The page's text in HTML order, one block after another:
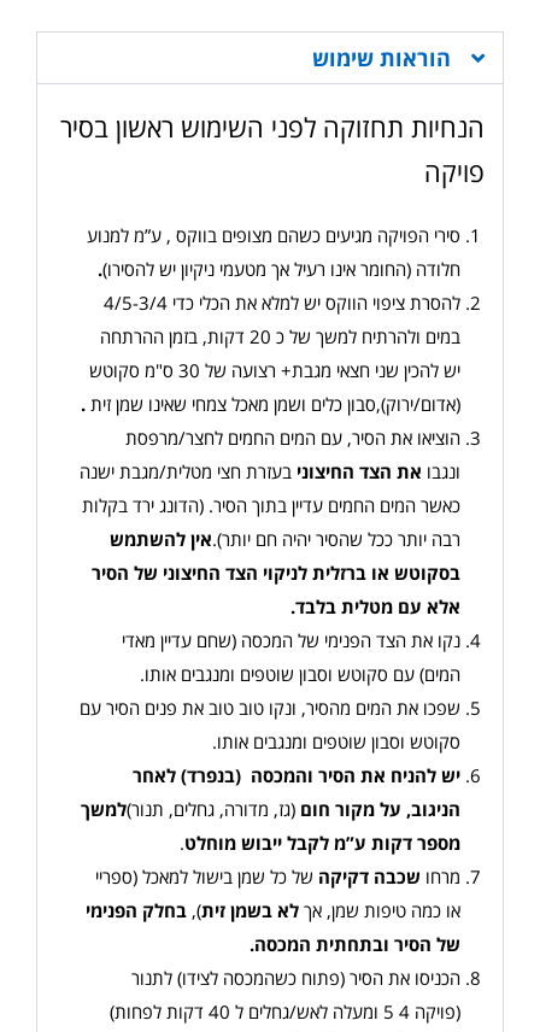
הוראות שימוש
הנחיות תחזוקה לפני השימוש ראשון בסיר
פויקה
סירי הפויקה מגיעים כשהם מצופים בווקס , ע”מ למנוע
חלודה (החומר אינו רעיל אך מטעמי ניקיון יש להסירו).
להסרת ציפוי הווקס יש למלא את הכלי כדי 4/5-3/4
במים ולהרתיח למשך של כ 20 דקות, בזמן ההרתחה
יש להכין שני חצאי מגבת+ רצועה של 30 ס"מ סקוטש
(אדום/ירוק),סבון כלים ושמן מאכל צמחי שאינו שמן זית .
הוציאו את הסיר, עם המים החמים לחצר/מרפסת
ונגבו את הצד החיצוני בעזרת חצי מטלית/מגבת ישנה
כאשר המים החמים עדיין בתוך הסיר. (הדונג ירד בקלות
רבה יותר ככל שהסיר יהיה חם יותר).אין להשתמש
בסקוטש או ברזלית לניקוי הצד החיצוני של הסיר
אלא עם מטלית בלבד.
נקו את הצד הפנימי של המכסה (שחם עדיין מאדי
המים) עם סקוטש וסבון שוטפים ומנגבים אותו.
שפכו את המים מהסיר, ונקו טוב טוב את פנים הסיר עם
סקוטש וסבון שוטפים ומנגבים אותו.
יש להניח את הסיר והמכסה (בנפרד) לאחר
הניגוב, על מקור חום (גז, מדורה, גחלים, תנור)למשך
מספר דקות ע”מ לקבל ייבוש מוחלט.
מרחו שכבה דקיקה של כל שמן בישול למאכל (ספריי
או כמה טיפות שמן, אך לא בשמן זית), בחלק הפנימי
של הסיר ובתחתית המכסה.
הכניסו את הסיר (פתוח כשהמכסה לצידו) לתנור
(פויקה 5 4 ומעלה לאש/גחלים ל 40 דקות לפחות)